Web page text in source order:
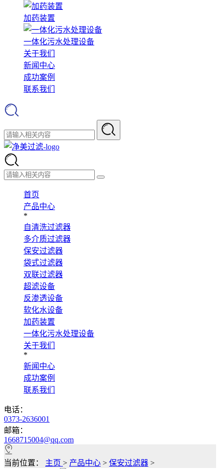
加药装置
一体化污水处理设备
关于我们
新闻中心
成功案例
联系我们
首页
产品中心
*
自清洗过滤器
多介质过滤器
保安过滤器
袋式过滤器
双联过滤器
超滤设备
反渗透设备
软化水设备
加药装置
一体化污水处理设备
关于我们
*
新闻中心
成功案例
联系我们
电话：
0373-2636001
邮箱：
1668715004@qq.com
当前位置： 主页 > 产品中心 > 保安过滤器 >